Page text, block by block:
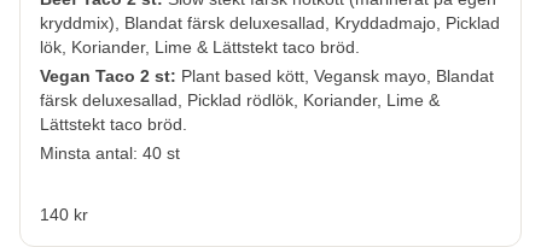
kryddmix), Blandat färsk deluxesallad, Kryddadmajo, Picklad
lök, Koriander, Lime & Lättstekt taco bröd.
Vegan Taco 2 st: Plant based kött, Vegansk mayo, Blandat
färsk deluxesallad, Picklad rödlök, Koriander, Lime &
Lättstekt taco bröd.
Minsta antal: 40 st
140 kr